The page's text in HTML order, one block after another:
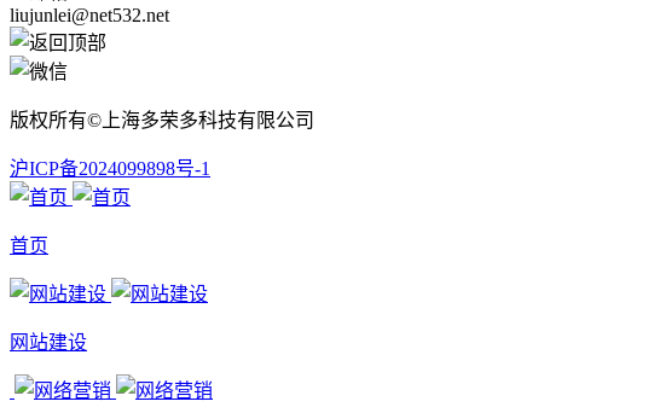
liujunlei@net532.net
版权所有©上海多荣多科技有限公司
沪ICP备2024099898号-1
首页
网站建设